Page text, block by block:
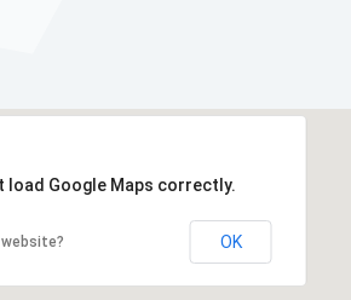
load Google Maps correctly.
OK